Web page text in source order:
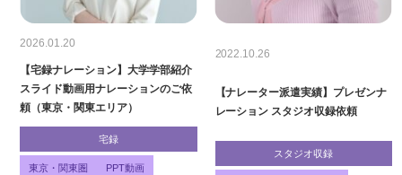
2026.01.20
【宅録ナレーション】大学学部紹介
スライド動画用ナレーションのご依
頼（東京・関東エリア）
宅録
東京・関東圏 PPT動画
2022.10.26
【ナレーター派遣実績】プレゼンナ
レーション スタジオ収録依頼
スタジオ収録